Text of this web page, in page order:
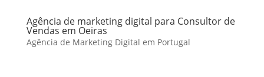
Agência de marketing digital para Consultor de
Vendas em Oeiras
Agência de Marketing Digital em Portugal